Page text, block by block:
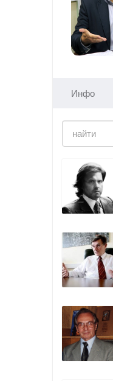
Инфо